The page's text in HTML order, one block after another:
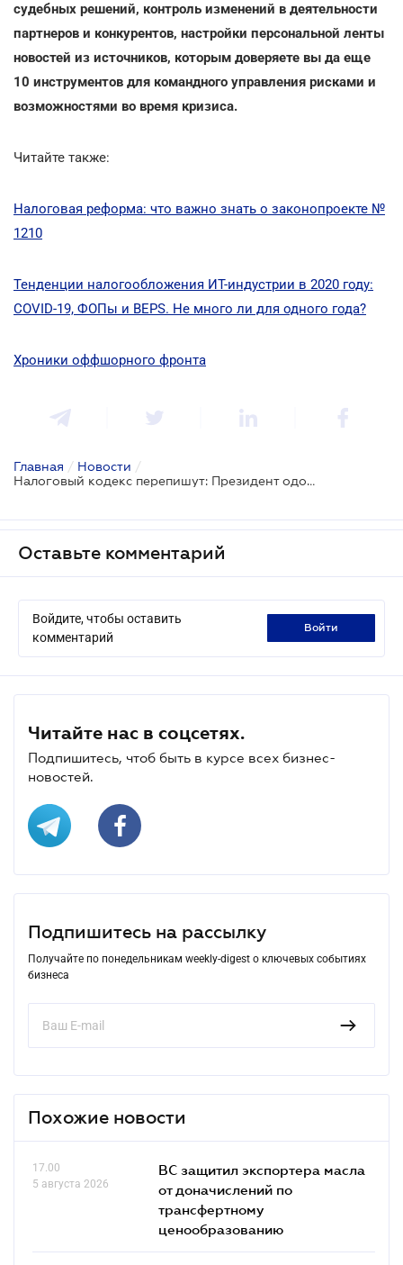
судебных решений, контроль изменений в деятельности
партнеров и конкурентов, настройки персональной ленты
новостей из источников, которым доверяете вы да еще
10 инструментов для командного управления рисками и
возможностями во время кризиса.
Читайте также:
Налоговая реформа: что важно знать о законопроекте №
1210
Тенденции налогообложения ИТ-индустрии в 2020 году:
COVID-19, ФОПы и BEPS. Не много ли для одного года?
Хроники оффшорного фронта
Главная / Новости /
Налоговый кодекс перепишут: Президент одобрил изменения
Оставьте комментарий
Войдите, чтобы оставить
комментарий
войти
Читайте нас в соцсетях.
Подпишитесь, чтоб быть в курсе всех бизнес-
новостей.
Подпишитесь на рассылку
Получайте по понедельникам weekly-digest о ключевых событиях
бизнеса
Похожие новости
17.00
5 августа 2026
ВС защитил экспортера масла
от доначислений по
трансфертному
ценообразованию